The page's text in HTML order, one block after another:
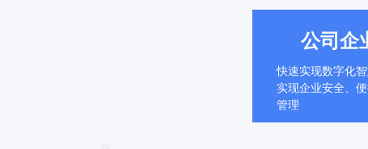
公司企
快速实现数字化智
实现企业安全、
管理